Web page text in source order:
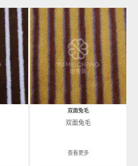
双面兔毛
双面兔毛
查看更多